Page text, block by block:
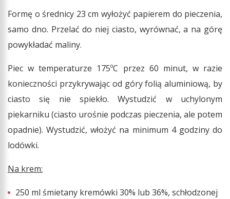
Formę o średnicy 23 cm wyłożyć papierem do pieczenia,
samo dno. Przelać do niej ciasto, wyrównać, a na górę
powykładać maliny.
Piec w temperaturze 175ºC przez 60 minut, w razie
konieczności przykrywając od góry folią aluminiową, by
ciasto się nie spiekło. Wystudzić w uchylonym
piekarniku (ciasto urośnie podczas pieczenia, ale potem
opadnie). Wystudzić, włożyć na minimum 4 godziny do
lodówki.
Na krem:
250 ml śmietany kremówki 30% lub 36%, schłodzonej